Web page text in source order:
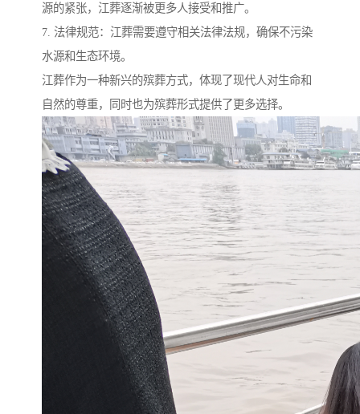
源的紧张，江葬逐渐被更多人接受和推广。
7. 法律规范：江葬需要遵守相关法律法规，确保不污染
水源和生态环境。
江葬作为一种新兴的殡葬方式，体现了现代人对生命和
自然的尊重，同时也为殡葬形式提供了更多选择。